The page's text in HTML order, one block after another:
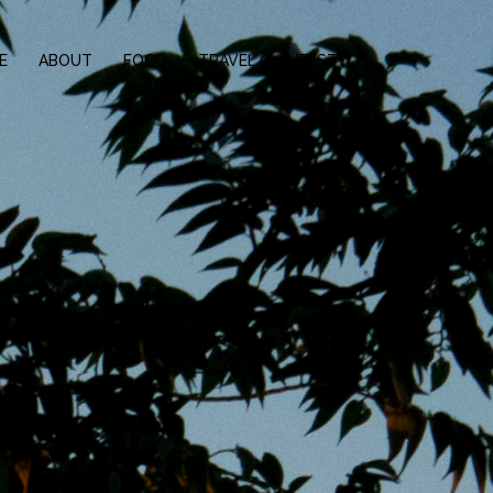
ABOUT FOOD TRAVEL LIFESTYLE